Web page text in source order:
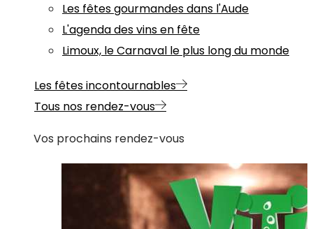
Les fêtes gourmandes dans l'Aude
L'agenda des vins en fête
Limoux, le Carnaval le plus long du monde
Les fêtes incontournables
Tous nos rendez-vous
Vos prochains rendez-vous